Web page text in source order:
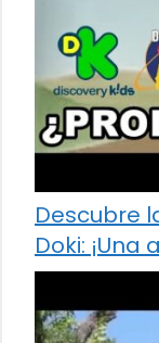
Descubre
Doki: